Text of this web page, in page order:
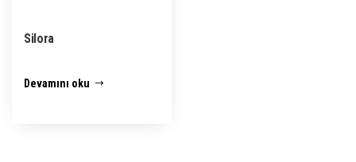
Silora
Devamını oku